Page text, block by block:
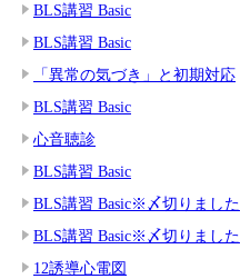
BLS講習 Basic
BLS講習 Basic
「異常の気づき」と初期対応
BLS講習 Basic
心音聴診
BLS講習 Basic
BLS講習 Basic※〆切りました
BLS講習 Basic※〆切りました
12誘導心電図